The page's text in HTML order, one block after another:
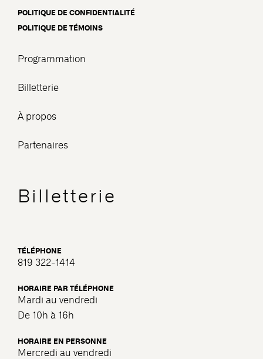
Programmation
Billetterie
À propos
Partenaires
Billetterie
TÉLÉPHONE
819 322-1414
HORAIRE PAR TÉLÉPHONE
Mardi au vendredi
De 10h à 16h
HORAIRE EN PERSONNE
Mercredi au vendredi
POLITIQUE DE CONFIDENTIALITÉ
POLITIQUE DE TÉMOINS